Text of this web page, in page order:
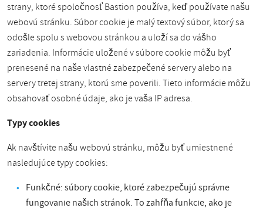
strany, ktoré spoločnosť Bastion používa, keď používate našu
webovú stránku. Súbor cookie je malý textový súbor, ktorý sa
odošle spolu s webovou stránkou a uloží sa do vášho
zariadenia. Informácie uložené v súbore cookie môžu byť
prenesené na naše vlastné zabezpečené servery alebo na
servery tretej strany, ktorú sme poverili. Tieto informácie môžu
obsahovať osobné údaje, ako je vaša IP adresa.
Typy cookies
Ak navštívite našu webovú stránku, môžu byť umiestnené
nasledujúce typy cookies:
Funkčné: súbory cookie, ktoré zabezpečujú správne
fungovanie našich stránok. To zahŕňa funkcie, ako je